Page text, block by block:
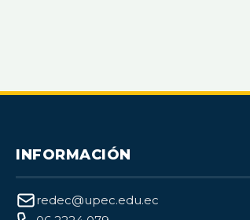
INFORMACIÓN
redec@upec.edu.ec